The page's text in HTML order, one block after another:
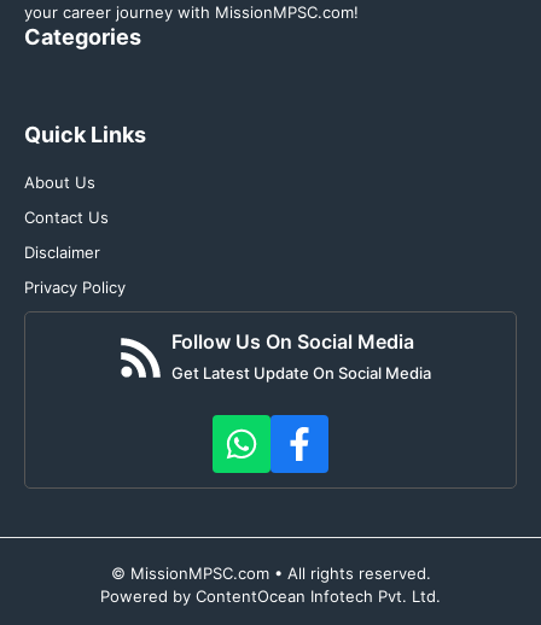
your career journey with MissionMPSC.com!
Categories
Quick Links
About Us
Contact Us
Disclaimer
Privacy Policy
Follow Us On Social Media
Get Latest Update On Social Media
© MissionMPSC.com • All rights reserved.
Powered by ContentOcean Infotech Pvt. Ltd.